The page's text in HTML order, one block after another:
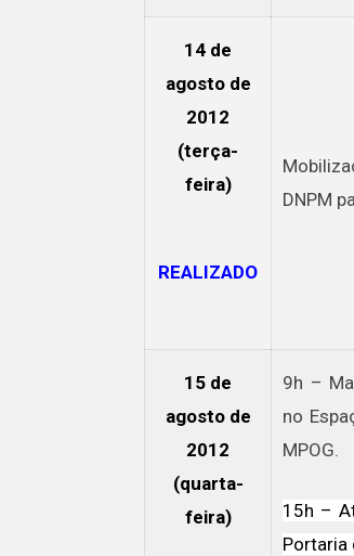
14 de
agosto de
2012
(terça-
feira)
REALIZADO
DNPM
15 de
agosto de
2012
(quarta-
feira)
9h –
no
MPOG.
15h –
Portaria